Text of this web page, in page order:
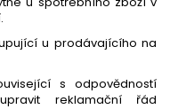
u prodávajícího na
s odpovědností
reklamační řád